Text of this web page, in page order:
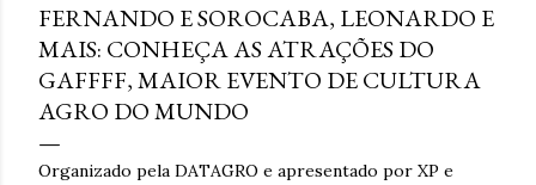
FERNANDO E SOROCABA, LEONARDO E
MAIS: CONHEÇA AS ATRAÇÕES DO
GAFFFF, MAIOR EVENTO DE CULTURA
AGRO DO MUNDO
Organizado pela DATAGRO e apresentado por XP e